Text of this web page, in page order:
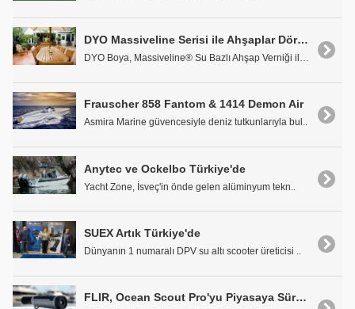
DYO Massiveline Serisi ile Ahşaplar Dört Mevsim Koruma Altında
DYO Boya, Massiveline® Su Bazlı Ahşap Verniği ile ..
Frauscher 858 Fantom & 1414 Demon Air
Asmira Marine güvencesiyle deniz tutkunlarıyla bul..
Anytec ve Ockelbo Türkiye'de
Yacht Zone, İsveç'in önde gelen alüminyum tekn..
SUEX Artık Türkiye'de
Dünyanın 1 numaralı DPV su altı scooter üreticisi ..
FLIR, Ocean Scout Pro'yu Piyasaya Sürüyor